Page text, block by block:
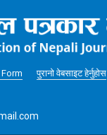
पुरानो वेबसाइट हेर्नुहोस